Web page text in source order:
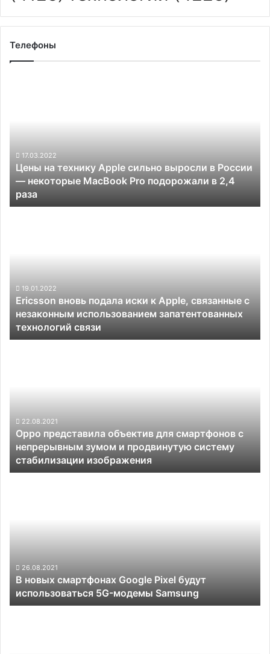
Телефоны
России
—
некоторые
MacBook
17.03.2022
Цены на технику Apple сильно выросли в России
— некоторые MacBook Pro подорожали в 2,4
раза
связанные
незаконным
использованием
запатентованных
19.01.2022
Ericsson вновь подала иски к Apple, связанные с
незаконным использованием запатентованных
технологий связи
непрерывным
зумом
продвинутую
систему
22.08.2021
Oppo представила объектив для смартфонов с
непрерывным зумом и продвинутую систему
стабилизации изображения
5G-
модемы
Samsung
26.08.2021
В новых смартфонах Google Pixel будут
использоваться 5G-модемы Samsung